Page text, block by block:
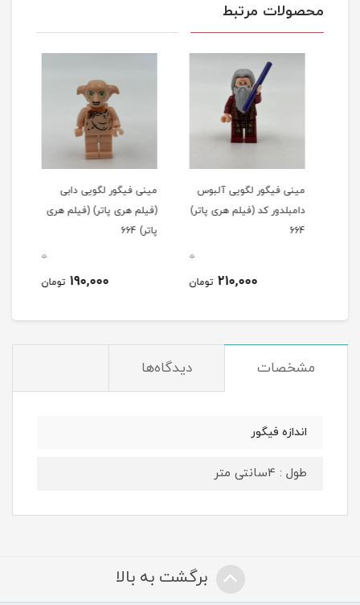
محصولات مرتبط
مینی فیگور لگویی آلبوس
دامبلدور کد (فیلم هری پاتر)
664
210,000 تومان
مینی فیگور لگویی دابی
(فیلم هری پاتر) (فیلم هری
پاتر) 664
190,000 تومان
مشخصات دیدگاه‌ها
اندازه فیگور
طول : 4سانتی متر
برگشت به بالا